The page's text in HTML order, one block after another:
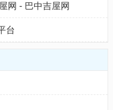
网 - 巴中吉屋网
台